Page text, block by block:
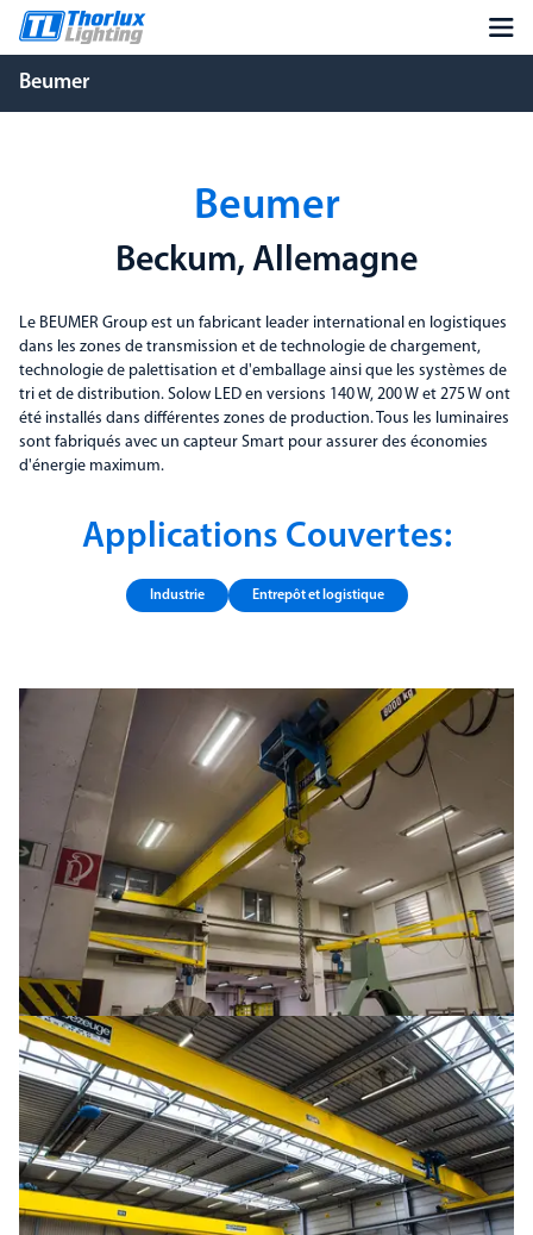
Beumer
Beumer
Beckum, Allemagne
Le BEUMER Group est un fabricant leader international en logistiques
dans les zones de transmission et de technologie de chargement,
technologie de palettisation et d'emballage ainsi que les systèmes de
tri et de distribution. Solow LED en versions 140 W, 200 W et 275 W ont
été installés dans différentes zones de production. Tous les luminaires
sont fabriqués avec un capteur Smart pour assurer des économies
d'énergie maximum.
Applications Couvertes:
Industrie Entrepôt et logistique